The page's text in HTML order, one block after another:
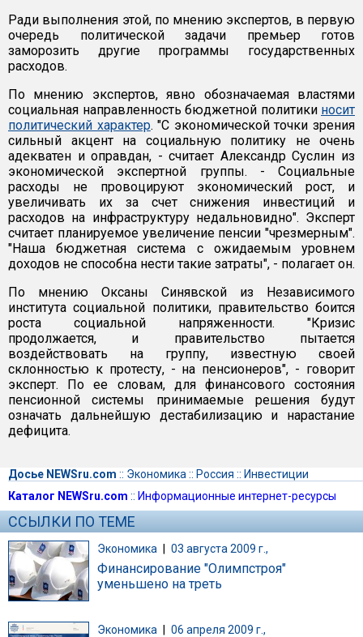
Ради выполнения этой, по мнению экспертов, в первую
очередь политической задачи премьер готов
заморозить другие программы государственных
расходов.
По мнению экспертов, явно обозначаемая властями
социальная направленность бюджетной политики носит
политический характер. "С экономической точки зрения
сильный акцент на социальную политику не очень
адекватен и оправдан, - считает Александр Суслин из
экономической экспертной группы. - Социальные
расходы не провоцируют экономический рост, и
увеличивать их за счет снижения инвестиций и
расходов на инфраструктуру недальновидно". Эксперт
считает планируемое увеличение пенсии "чрезмерным".
"Наша бюджетная система с ожидаемым уровнем
доходов не способна нести такие затраты", - полагает он.
По мнению Оксаны Синявской из Независимого
института социальной политики, правительство боится
роста социальной напряженности. "Кризис
продолжается, и правительство пытается
воздействовать на группу, известную своей
склонностью к протесту, - на пенсионеров", - говорит
эксперт. По ее словам, для финансового состояния
пенсионной системы принимаемые решения будут
означать дальнейшую дестабилизацию и нарастание
дефицита.
Досье NEWSru.com :: Экономика :: Россия :: Инвестиции
Каталог NEWSru.com :: Информационные интернет-ресурсы
ССЫЛКИ ПО ТЕМЕ
Экономика | 03 августа 2009 г.,
Финансирование "Олимпстроя"
уменьшено на треть
Экономика 06 апреля 2009 г.,